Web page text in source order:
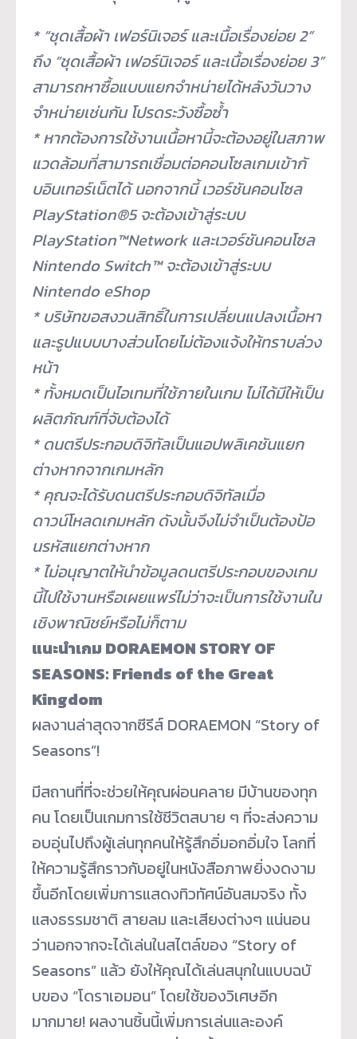
* “ชุดเสื้อผ้า เฟอร์นิเจอร์ และเนื้อเรื่องย่อย 2”
ถึง “ชุดเสื้อผ้า เฟอร์นิเจอร์ และเนื้อเรื่องย่อย 3”
สามารถหาซื้อแบบแยกจำหน่ายได้หลังวันวาง
จำหน่ายเช่นกัน โปรดระวังซื้อซ้ำ
* หากต้องการใช้งานเนื้อหานี้จะต้องอยู่ในสภาพ
แวดล้อมที่สามารถเชื่อมต่อคอนโซลเกมเข้ากั
บอินเทอร์เน็ตได้ นอกจากนี้ เวอร์ชันคอนโซล
PlayStation®5 จะต้องเข้าสู่ระบบ
PlayStation™Network และเวอร์ชันคอนโซล
Nintendo Switch™ จะต้องเข้าสู่ระบบ
Nintendo eShop
* บริษัทขอสงวนสิทธิ์ในการเปลี่ยนแปลงเนื้อหา
และรูปแบบบางส่วนโดยไม่ต้องแจ้งให้ทราบล่วง
หน้า
* ทั้งหมดเป็นไอเทมที่ใช้ภายในเกม ไม่ได้มีให้เป็น
ผลิตภัณฑ์ที่จับต้องได้
* ดนตรีประกอบดิจิทัลเป็นแอปพลิเคชันแยก
ต่างหากจากเกมหลัก
* คุณจะได้รับดนตรีประกอบดิจิทัลเมื่อ
ดาวน์โหลดเกมหลัก ดังนั้นจึงไม่จำเป็นต้องป้อ
นรหัสแยกต่างหาก
* ไม่อนุญาตให้นำข้อมูลดนตรีประกอบของเกม
นี้ไปใช้งานหรือเผยแพร่ไม่ว่าจะเป็นการใช้งานใน
เชิงพาณิชย์หรือไม่ก็ตาม
แนะนำเกม DORAEMON STORY OF
SEASONS: Friends of the Great
Kingdom
ผลงานล่าสุดจากซีรีส์ DORAEMON “Story of
Seasons”!
มีสถานที่ที่จะช่วยให้คุณผ่อนคลาย มีบ้านของทุก
คน โดยเป็นเกมการใช้ชีวิตสบาย ๆ ที่จะส่งความ
อบอุ่นไปถึงผู้เล่นทุกคนให้รู้สึกอิ่มอกอิ่มใจ โลกที่
ให้ความรู้สึกราวกับอยู่ในหนังสือภาพยิ่งงดงาม
ขึ้นอีกโดยเพิ่มการแสดงทิวทัศน์อันสมจริง ทั้ง
แสงธรรมชาติ สายลม และเสียงต่างๆ แน่นอน
ว่านอกจากจะได้เล่นในสไตล์ของ “Story of
Seasons” แล้ว ยังให้คุณได้เล่นสนุกในแบบฉบั
บของ “โดราเอมอน” โดยใช้ของวิเศษอีก
มากมาย! ผลงานชิ้นนี้เพิ่มการเล่นและองค์